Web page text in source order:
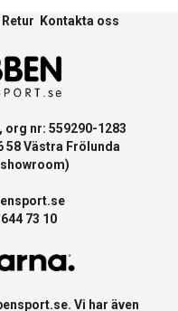
Retur Kontakta oss
nr: 559290-1283
Västra Frölunda
73 10
. Vi har även